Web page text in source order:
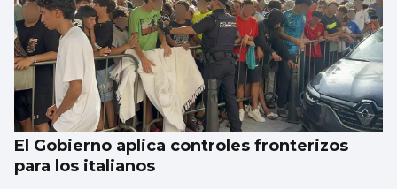
El Gobierno aplica controles fronterizos
para los italianos